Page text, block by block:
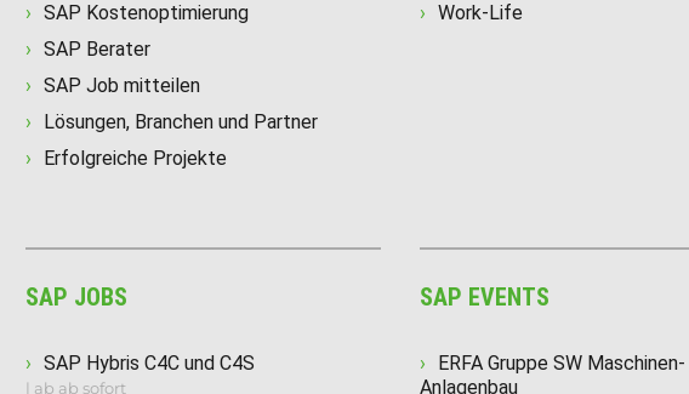
SAP Kostenoptimierung
SAP Berater
SAP Job mitteilen
Lösungen, Branchen und Partner
Erfolgreiche Projekte
Work-Life
SAP JOBS
SAP Hybris C4C und C4S
| ab ab sofort
SAP EVENTS
ERFA Gruppe SW
Anlagenbau